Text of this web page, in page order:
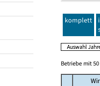
komplett
Betriebe mit